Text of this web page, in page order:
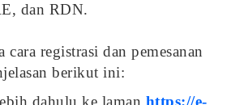
dan RDN.
cara registrasi dan pemesanan
berikut ini:
dahulu ke laman https://e-